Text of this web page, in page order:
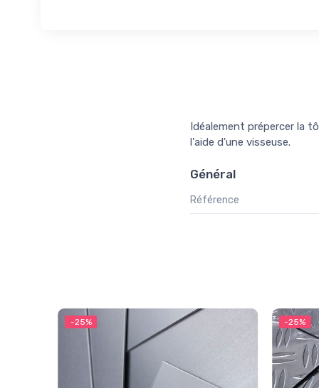
Idéalement prépercer la
l'aide d'une visseuse.
Général
Référence
-25% -25%